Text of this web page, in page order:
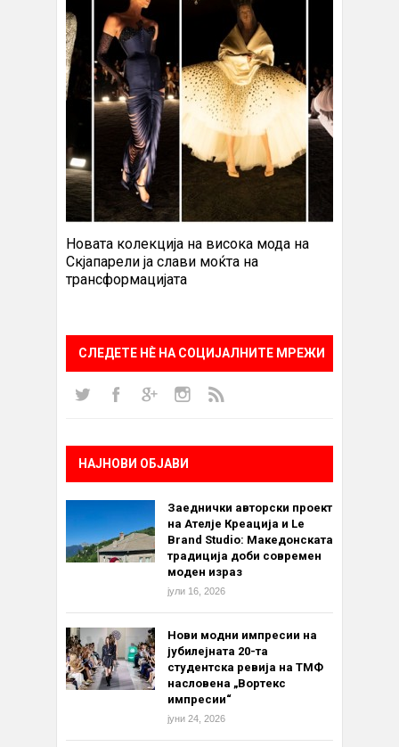
Новата колекција на висока мода на
Скјапарели ја слави моќта на
трансформацијата
СЛЕДЕТЕ НÈ НА СОЦИЈАЛНИТЕ МРЕЖИ
НАЈНОВИ ОБЈАВИ
Заеднички авторски проект
на Ателје Креација и Le
Brand Studio: Македонската
традиција доби современ
моден израз
јули 16, 2026
Нови модни импресии на
јубилејната 20-та
студентска ревија на ТМФ
насловена „Вортекс
импресии“
јуни 24, 2026